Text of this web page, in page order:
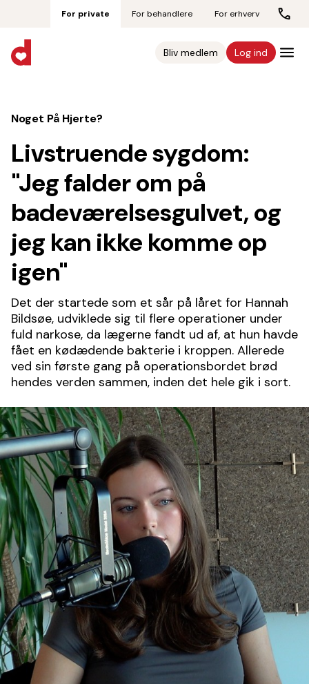
For private For behandlere For erhverv
Bliv medlem Log ind
Noget På Hjerte?
Livstruende sygdom:
"Jeg falder om på
badeværelsesgulvet, og
jeg kan ikke komme op
igen"
Det der startede som et sår på låret for Hannah
Bildsøe, udviklede sig til flere operationer under
fuld narkose, da lægerne fandt ud af, at hun havde
fået en kødædende bakterie i kroppen. Allerede
ved sin første gang på operationsbordet brød
hendes verden sammen, inden det hele gik i sort.